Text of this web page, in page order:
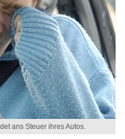
ans Steuer ihres Autos.